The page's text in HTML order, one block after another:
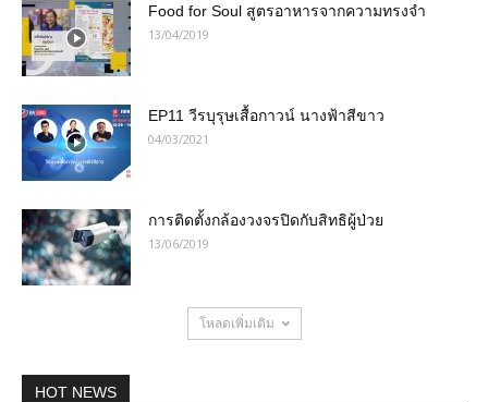
Food for Soul สูตรอาหารจากความทรงจำ
13/04/2019
EP11 วีรบุรุษเสื้อกาวน์ นางฟ้าสีขาว
04/03/2021
การติดตั้งกล้องวงจรปิดกับสิทธิผู้ป่วย
13/06/2019
โหลดเพิ่มเติม
HOT NEWS